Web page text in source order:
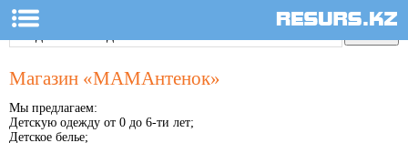
Магазин «МАМАнтенок»
Мы предлагаем:
Детскую одежду от 0 до 6-ти лет;
Детское белье;